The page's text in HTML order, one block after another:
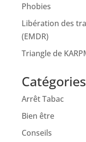
Phobies
Libération des
(EMDR)
Triangle de
Catégories
Arrêt Tabac
Bien être
Conseils